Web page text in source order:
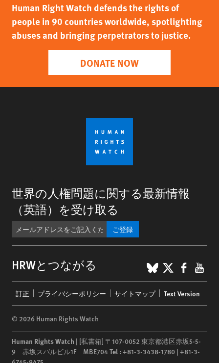
Human Right Watch defends the rights of
people in 90 countries worldwide, spotlighting
abuses and bringing perpetrators to justice.
DONATE NOW
世界の人権問題に関する最新情報
（英語）を受け取る
ご登録
HRWとつながる BlueSky
X
menu
訂正 プライバシーポリシー サイトマップ Text Version
© 2026 Human Rights Watch
Human Rights Watch | [私書箱] 〒107-0052 東京都港区赤坂5-5-
9 赤坂スバルビル1F MBE704Tel :+81-3-3438-1780 | +81-3-